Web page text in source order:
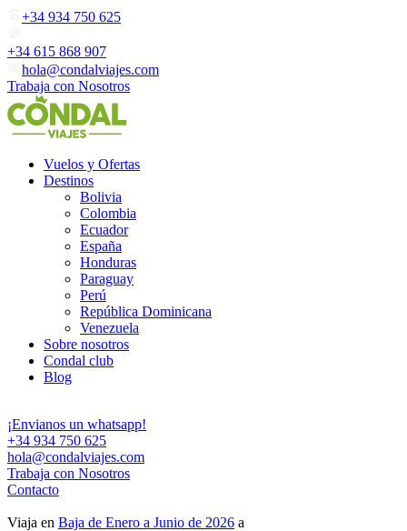
+34 934 750 625
+34 615 868 907
hola@condalviajes.com
Trabaja con Nosotros
Vuelos y Ofertas
Destinos
Bolivia
Colombia
Ecuador
España
Honduras
Paraguay
Perú
República Dominicana
Venezuela
Sobre nosotros
Condal club
Blog
¡Envianos un whatsapp!
+34 934 750 625
hola@condalviajes.com
Trabaja con Nosotros
Contacto
Viaja en Baja de Enero a Junio de 2026 a